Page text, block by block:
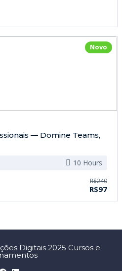
Novo
— Domine Teams,
10 Hours
R$240
R$97
Digitais 2025 Cursos e